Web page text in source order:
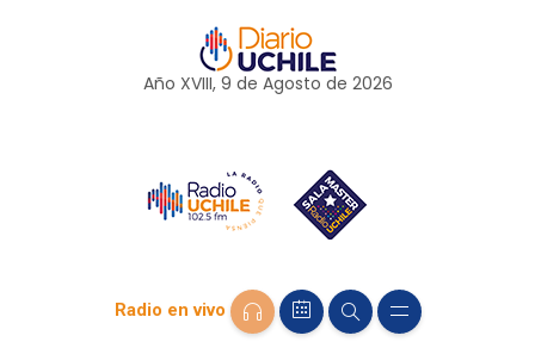
Año XVIII, 9 de Agosto de 2026
Radio en vivo